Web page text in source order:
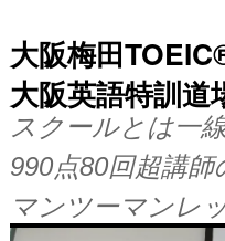
大阪梅田
大阪英語特訓道
スクールとは一
990点80回超講師
マンツーマンレ